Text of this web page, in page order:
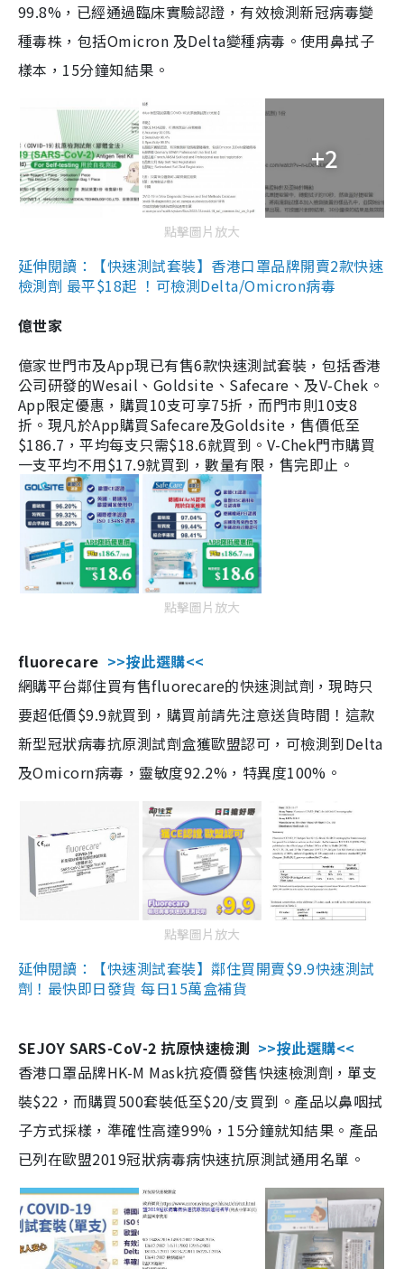
99.8%，已經通過臨床實驗認證，有效檢測新冠病毒變
種毒株，包括Omicron 及Delta變種病毒。使用鼻拭子
樣本，15分鐘知結果。
+2
點擊圖片放大
延伸閱讀：【快速測試套裝】香港口罩品牌開賣2款快速
檢測劑 最平$18起 ！可檢測Delta/Omicron病毒
億世家
億家世門市及App現已有售6款快速測試套裝，包括香港
公司研發的Wesail、Goldsite、Safecare、及V-Chek。
App限定優惠，購買10支可享75折，而門市則10支8
折。現凡於App購買Safecare及Goldsite，售價低至
$186.7，平均每支只需$18.6就買到。V-Chek門市購買
一支平均不用$17.9就買到，數量有限，售完即止。
點擊圖片放大
fluorecare >>按此選購<<
網購平台鄰住買有售fluorecare的快速測試劑，現時只
要超低價$9.9就買到，購買前請先注意送貨時間！這款
新型冠狀病毒抗原測試劑盒獲歐盟認可，可檢測到Delta
及Omicorn病毒，靈敏度92.2%，特異度100%。
點擊圖片放大
延伸閱讀：【快速測試套裝】鄰住買開賣$9.9快速測試
劑！最快即日發貨 每日15萬盒補貨
SEJOY SARS-CoV-2 抗原快速檢測 >>按此選購<<
香港口罩品牌HK-M Mask抗疫價發售快速檢測劑，單支
裝$22，而購買500套裝低至$20/支買到。產品以鼻咽拭
子方式採樣，準確性高達99%，15分鐘就知結果。產品
已列在歐盟2019冠狀病毒病快速抗原測試通用名單。